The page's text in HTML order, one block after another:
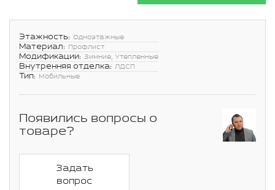
Этажность: Одноэтажные
Материал: Профлист
Модификации: Зимние, Утепленные
Внутренняя отделка: ЛДСП
Тип: Мобильные
Появились вопросы о
товаре?
Задать
вопрос